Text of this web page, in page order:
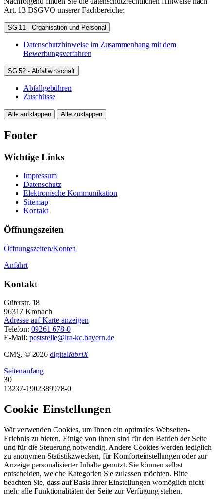
Art. 13 DSGVO unserer Fachbereiche:
SG 11 - Organisation und Personal
Datenschutzhinweise im Zusammenhang mit dem
Bewerbungsverfahren
SG 52 - Abfallwirtschaft
Abfallgebühren
Zuschüsse
Alle aufklappen Alle zuklappen
Footer
Wichtige Links
Impressum
Datenschutz
Elektronische Kommunikation
Sitemap
Kontakt
Öffnungszeiten
Öffnungszeiten/Konten
Anfahrt
Kontakt
Güterstr. 18
96317 Kronach
Adresse auf Karte anzeigen
Telefon: 09261 678-0
E-Mail: poststelle@lra-kc.bayern.de
CMS, © 2026 digitalfabriX
Seitenanfang
30
13237-1902389978-0
Cookie-Einstellungen
Wir verwenden Cookies, um Ihnen ein optimales Webseiten-
Erlebnis zu bieten. Einige von ihnen sind für den Betrieb der Seite
und für die Steuerung notwendig. Andere Cookies werden lediglich
zu anonymen Statistikzwecken, für Komforteinstellungen oder zur
Anzeige personalisierter Inhalte genutzt. Sie können selbst
entscheiden, welche Kategorien Sie zulassen möchten. Bitte
beachten Sie, dass auf Basis Ihrer Einstellungen womöglich nicht
mehr alle Funktionalitäten der Seite zur Verfügung stehen.